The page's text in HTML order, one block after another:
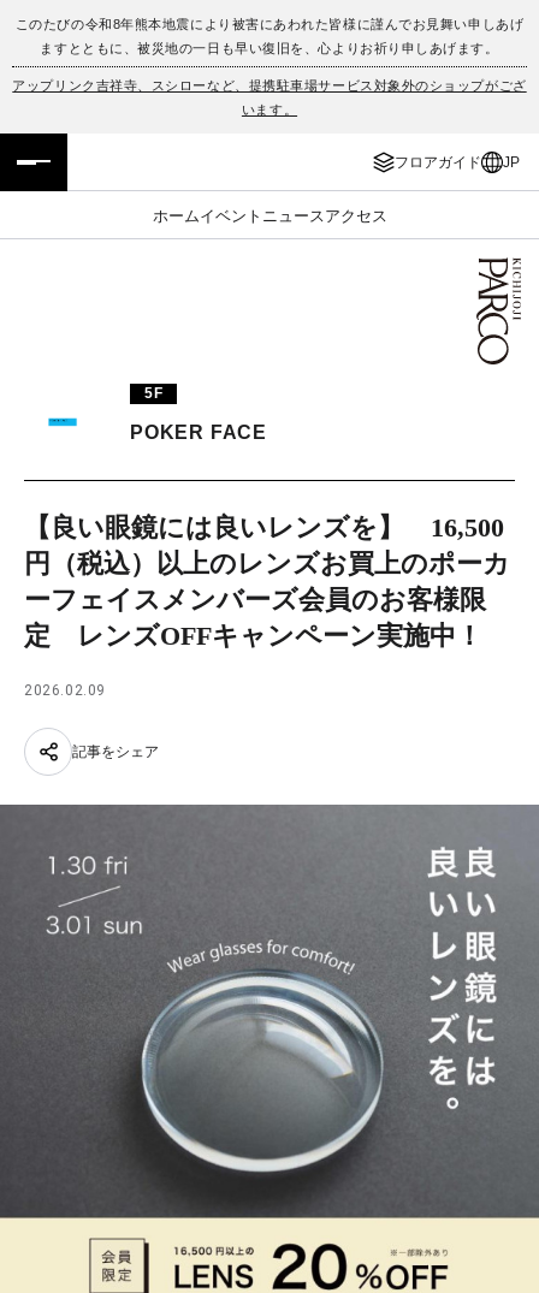
このたびの令和8年熊本地震により被害にあわれた皆様に謹んでお見舞い申しあげ
ますとともに、被災地の一日も早い復旧を、心よりお祈り申しあげます。
アップリンク吉祥寺、スシローなど、提携駐車場サービス対象外のショップがござ
います。
フロアガイド JP
ホームイベント ニュース アクセス
フロアガイド
イベント・ポップアップ
ニュース
PARCOメンバーズ
ENGLISH
簡体字
한국어
5F
POKER FACE
【良い眼鏡には良いレンズを】 16,500
円（税込）以上のレンズお買上のポーカ
ーフェイスメンバーズ会員のお客様限
定 レンズOFFキャンペーン実施中！
2026.02.09
記事をシェア